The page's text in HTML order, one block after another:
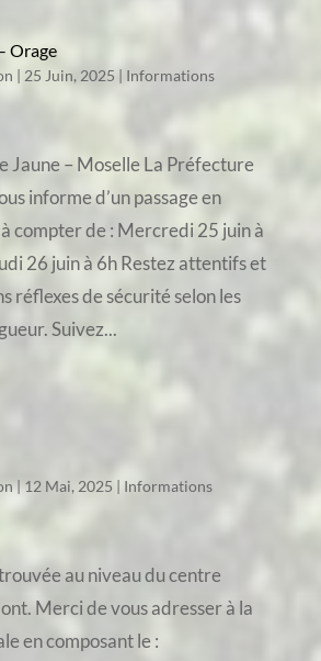
Orage
| 25 Juin, 2025 | Informations
Jaune – Moselle La Préfecture
informe d’un passage en
compter de : Mercredi 25 juin à
26 juin à 6h Restez attentifs et
réflexes de sécurité selon les
Suivez...
| 12 Mai, 2025 | Informations
au niveau du centre
Merci de vous adresser à la
en composant le :